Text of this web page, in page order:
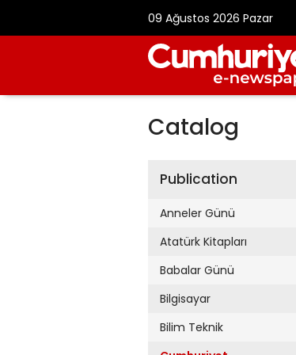
09 Ağustos 2026 Pazar
Catalog
Publication
Anneler Günü
Atatürk Kitapları
Babalar Günü
Bilgisayar
Bilim Teknik